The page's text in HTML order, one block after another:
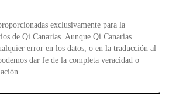
exclusivamente para la
de Qi Canarias. Aunque Qi Canarias
error en los datos, o en la traducción al
dar fe de la completa veracidad o